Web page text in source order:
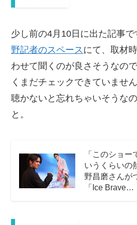
少し前の4月10日に出た記事で
野記者のスペースにて、取材
わせて聞くのが良さそうなの
くまだチェックできていませ
聴かないと忘れちゃいそうな
と。
「このショー
いうくらいの
野昌磨さんが
「Ice Brave…